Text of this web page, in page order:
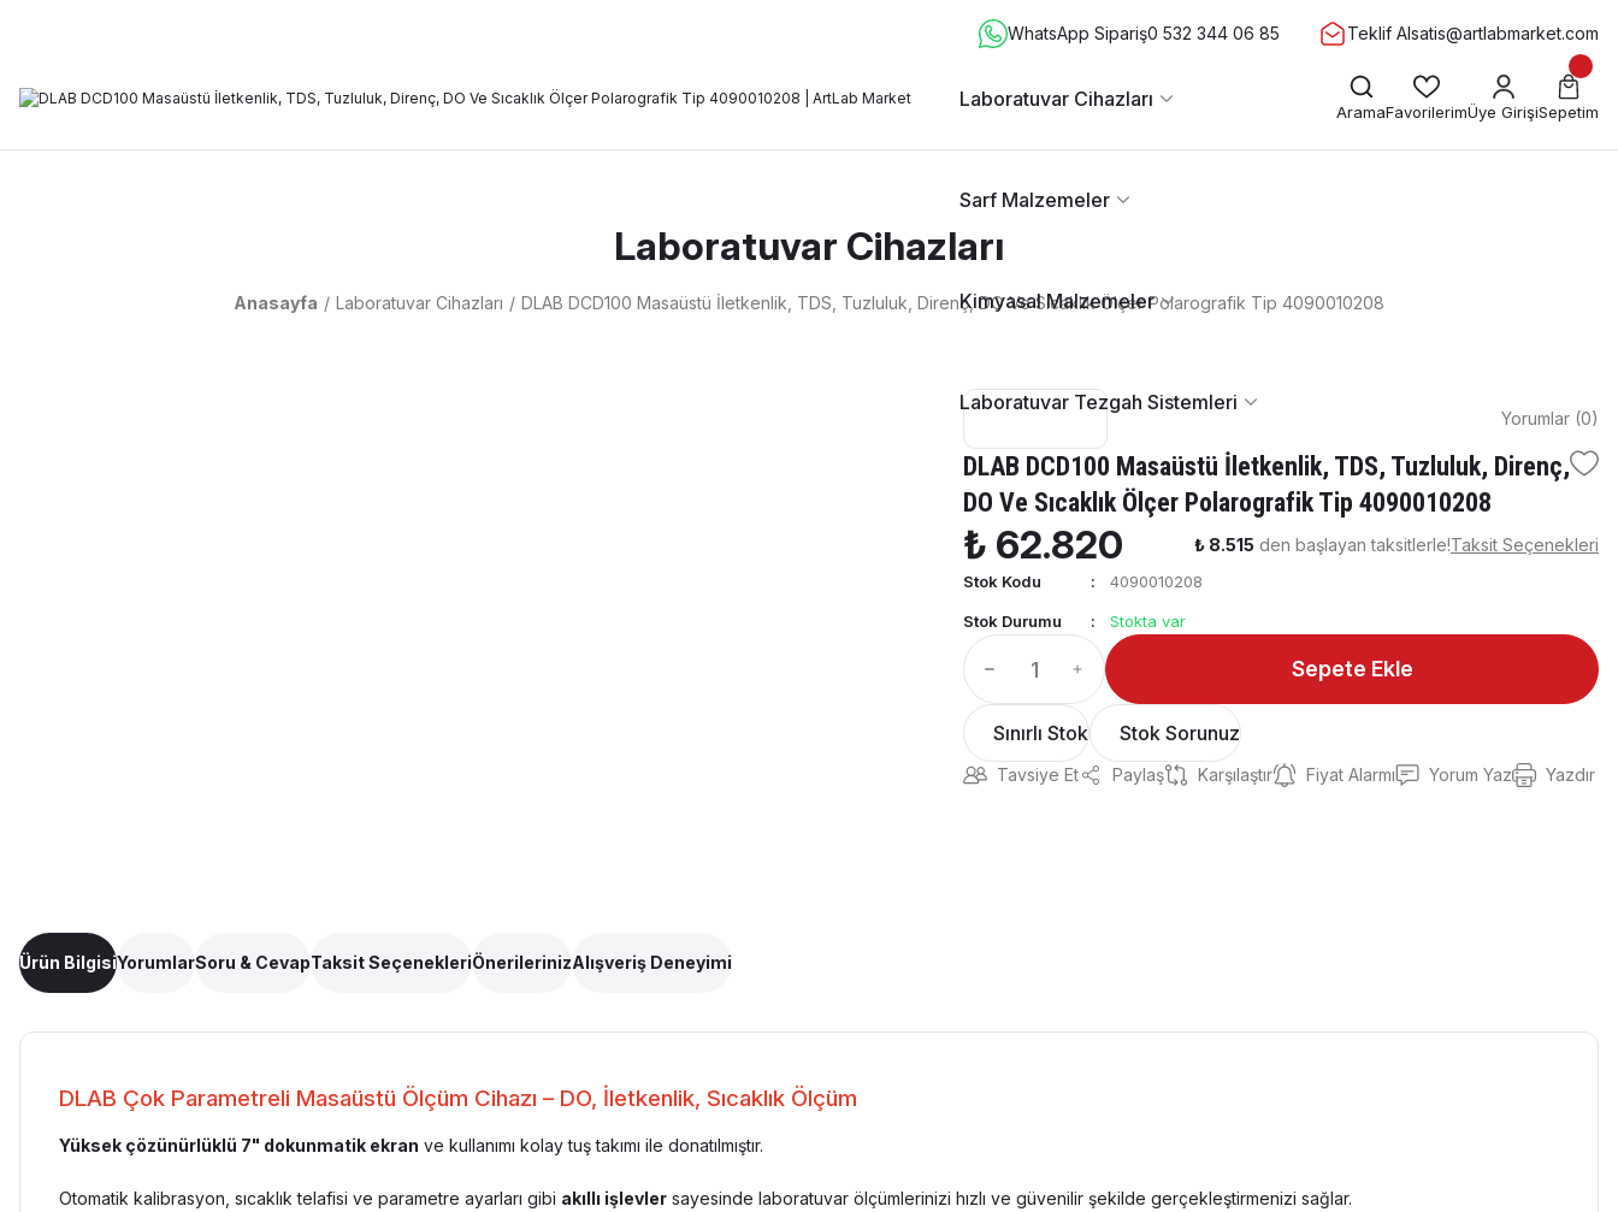
WhatsApp Sipariş0 532 344 06 85 Teklif Alsatis@artlabmarket.com
Laboratuvar Cihazları
Sarf Malzemeler
Kimyasal Malzemeler
Laboratuvar Tezgah Sistemleri
AramaFavorilerimÜye GirişiSepetim
Laboratuvar Cihazları
Anasayfa Laboratuvar Cihazları DLAB DCD100 Masaüstü İletkenlik, TDS, Tuzluluk, Direnç, DO Ve Sıcaklık Ölçer Polarografik Tip 4090010208
Yorumlar (0)
DLAB DCD100 Masaüstü İletkenlik, TDS, Tuzluluk, Direnç,
DO Ve Sıcaklık Ölçer Polarografik Tip 4090010208
₺ 62.820 ₺ 8.515 den başlayan taksitlerle!Taksit Seçenekleri
Stok Kodu 4090010208
Stok Durumu Stokta var
Sepete Ekle
Sınırlı Stok Stok Sorunuz
Tavsiye Et Paylaş Karşılaştır Fiyat Alarmı Yorum Yaz Yazdır
Ürün BilgisiYorumlarSoru & CevapTaksit SeçenekleriÖnerilerinizAlışveriş Deneyimi
DLAB Çok Parametreli Masaüstü Ölçüm Cihazı – DO, İletkenlik, Sıcaklık Ölçüm
Yüksek çözünürlüklü 7" dokunmatik ekran ve kullanımı kolay tuş takımı ile donatılmıştır.
Otomatik kalibrasyon, sıcaklık telafisi ve parametre ayarları gibi akıllı işlevler sayesinde laboratuvar ölçümlerinizi hızlı ve güvenilir şekilde gerçekleştirmenizi sağlar.